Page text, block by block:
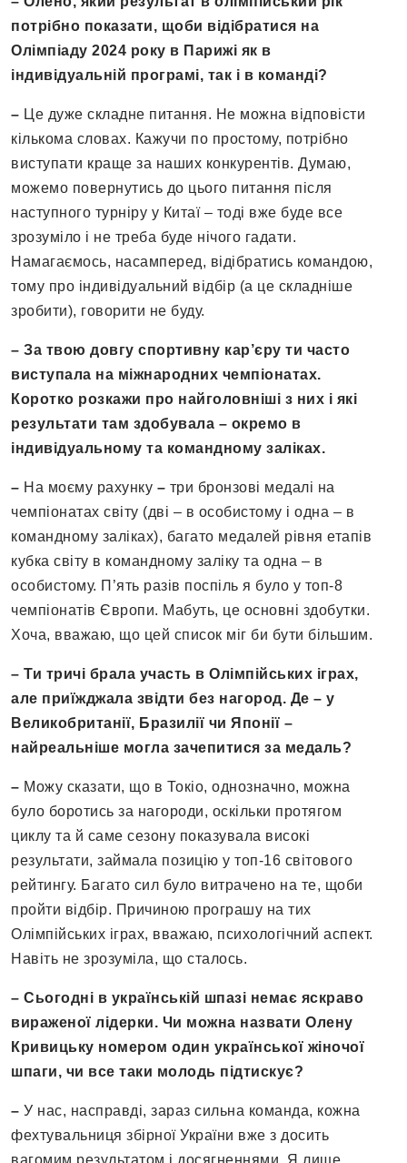
потрібно показати, щоби відібратися на
Олімпіаду 2024 року в Парижі як в
індивідуальній програмі, так і в команді?
– Це дуже складне питання. Не можна відповісти
кількома словах. Кажучи по простому, потрібно
виступати краще за наших конкурентів. Думаю,
можемо повернутись до цього питання після
наступного турніру у Китаї – тоді вже буде все
зрозуміло і не треба буде нічого гадати.
Намагаємось, насамперед, відібратись командою,
тому про індивідуальний відбір (а це складніше
зробити), говорити не буду.
– За твою довгу спортивну кар’єру ти часто
виступала на міжнародних чемпіонатах.
Коротко розкажи про найголовніші з них і які
результати там здобувала – окремо в
індивідуальному та командному заліках.
– На моєму рахунку – три бронзові медалі на
чемпіонатах світу (дві – в особистому і одна – в
командному заліках), багато медалей рівня етапів
кубка світу в командному заліку та одна – в
особистому. П’ять разів поспіль я було у топ-8
чемпіонатів Європи. Мабуть, це основні здобутки.
Хоча, вважаю, що цей список міг би бути більшим.
– Ти тричі брала участь в Олімпійських іграх,
але приїжджала звідти без нагород. Де – у
Великобританії, Бразилії чи Японії –
найреальніше могла зачепитися за медаль?
– Можу сказати, що в Токіо, однозначно, можна
було боротись за нагороди, оскільки протягом
циклу та й саме сезону показувала високі
результати, займала позицію у топ-16 світового
рейтингу. Багато сил було витрачено на те, щоби
пройти відбір. Причиною програшу на тих
Олімпійських іграх, вважаю, психологічний аспект.
Навіть не зрозуміла, що сталось.
– Сьогодні в українській шпазі немає яскраво
вираженої лідерки. Чи можна назвати Олену
Кривицьку номером один української жіночої
шпаги, чи все таки молодь підтискує?
– У нас, насправді, зараз сильна команда, кожна
фехтувальниця збірної України вже з досить